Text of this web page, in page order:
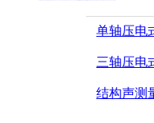
单轴压电
三轴压电
结构声测